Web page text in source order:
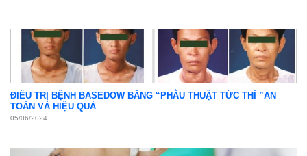
ĐIỀU TRỊ BỆNH BASEDOW BẰNG “PHẪU THUẬT TỨC THÌ ”AN
TOÀN VÀ HIỆU QUẢ
05/06/2024